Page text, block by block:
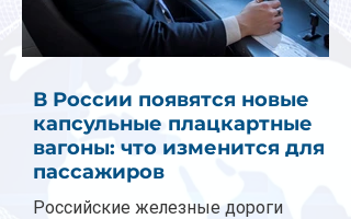
В России появятся новые
капсульные плацкартные
вагоны: что изменится для
пассажиров
Российские железные дороги